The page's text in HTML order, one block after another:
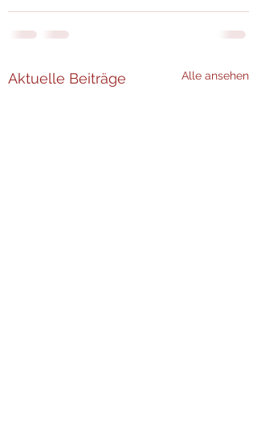
Aktuelle Beiträge Alle ansehen